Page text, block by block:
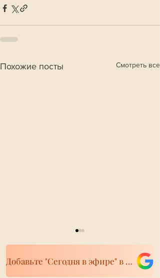
Похожие посты Смотреть все
Добавьте "Сегодня в эфире" в свои источники